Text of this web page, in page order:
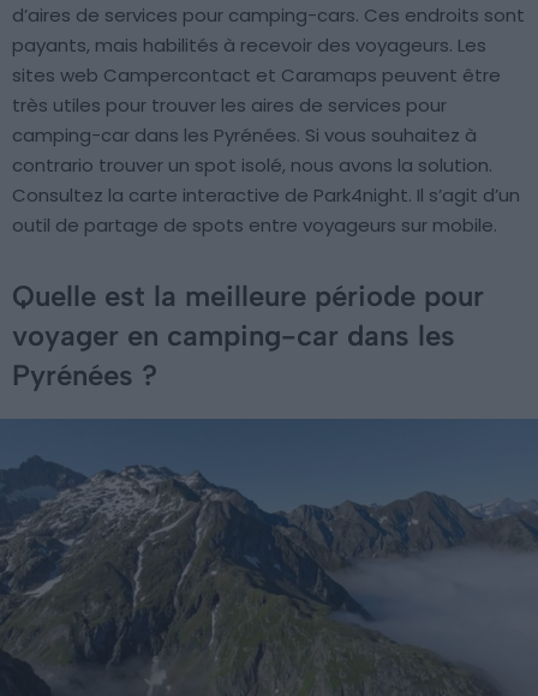
d’aires de services pour camping-cars. Ces endroits sont
payants, mais habilités à recevoir des voyageurs. Les
sites web Campercontact et Caramaps peuvent être
très utiles pour trouver les aires de services pour
camping-car dans les Pyrénées. Si vous souhaitez à
contrario trouver un spot isolé, nous avons la solution.
Consultez la carte interactive de Park4night. Il s’agit d’un
outil de partage de spots entre voyageurs sur mobile.
Quelle est la meilleure période pour
voyager en camping-car dans les
Pyrénées ?